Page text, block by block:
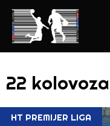
22
HT PREMIJER LIGA